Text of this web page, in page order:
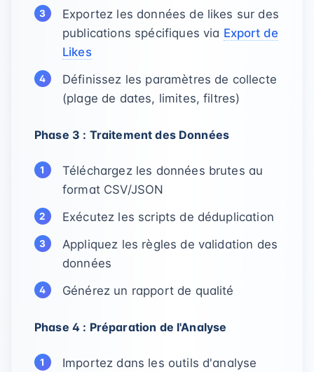
Exportez les données de likes sur des
publications spécifiques via Export de
Likes
Définissez les paramètres de collecte
(plage de dates, limites, filtres)
Phase 3 : Traitement des Données
Téléchargez les données brutes au
format CSV/JSON
Exécutez les scripts de déduplication
Appliquez les règles de validation des
données
Générez un rapport de qualité
Phase 4 : Préparation de l'Analyse
Importez dans les outils d'analyse